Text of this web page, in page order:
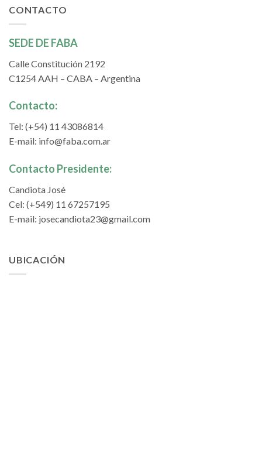
CONTACTO
SEDE DE FABA
Calle Constitución 2192
C1254 AAH – CABA – Argentina
Contacto:
Tel: (+54) 11 43086814
E-mail: info@faba.com.ar
Contacto Presidente:
Candiota José
Cel: (+549) 11 67257195
E-mail: josecandiota23@gmail.com
UBICACIÓN